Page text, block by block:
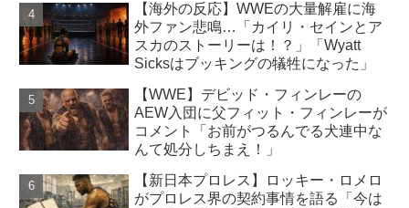
【海外の反応】WWEの大量解雇に海
外ファン悲鳴…「カイリ・セインとア
スカのストーリーは！？」「Wyatt
Sicksはブッキングの犠牲になった」
【WWE】デビッド・フィンレーの
AEW入団に父フィット・フィンレーが
コメント「お前がつるんでる犬連中な
んて処分しちまえ！」
【新日本プロレス】ロッキー・ロメロ
がプロレス界の契約事情を語る「今は